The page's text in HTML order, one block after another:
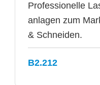
Professionelle
anlagen zum
& Schneiden.
B2.212